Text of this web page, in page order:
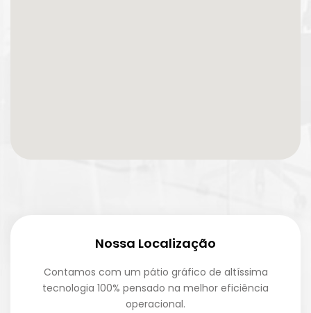
Nossa Localização
Contamos com um pátio gráfico de altíssima
tecnologia 100% pensado na melhor eficiência
operacional.